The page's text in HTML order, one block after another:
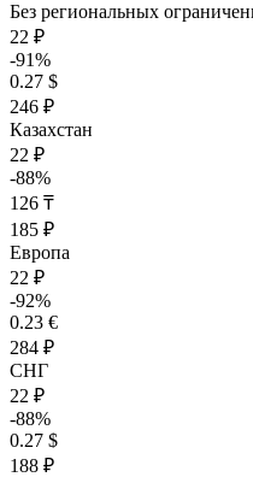
Без региональных
22 ₽
-91%
0.27 $
246 ₽
Казахстан
22 ₽
-88%
126 ₸
185 ₽
Европа
22 ₽
-92%
0.23 €
284 ₽
СНГ
22 ₽
-88%
0.27 $
188 ₽